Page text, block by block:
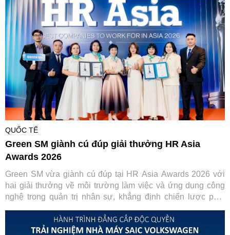
Nam trở thành trung tâm dịch vụ kỹ thuật ô tô của toàn khu
vực.
QUỐC TẾ
Green SM giành cú đúp giải thưởng HR Asia
Awards 2026
Green SM vừa giành cú đúp tại HR Asia Awards 2026 với
hai giải thưởng về môi trường làm việc và ứng dụng công
nghệ trong quản trị nhân sự, khẳng định chiến lược phát